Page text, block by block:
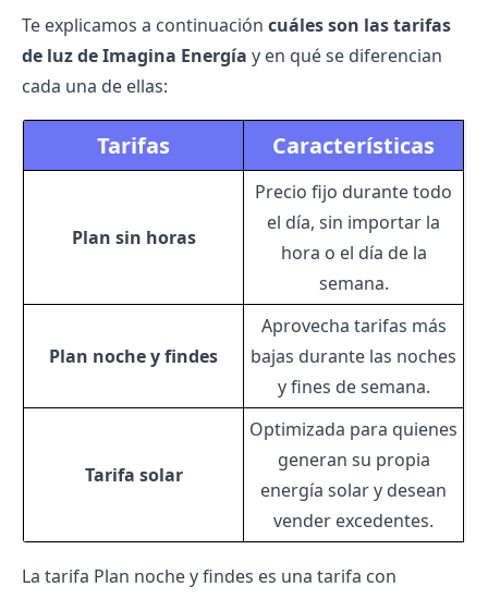
Te explicamos a continuación cuáles son las tarifas
de luz de Imagina Energía y en qué se diferencian
cada una de ellas:
Tarifas Características
Plan sin horas
Precio fijo durante todo
el día, sin importar la
hora o el día de la
semana.
Plan noche y findes
Aprovecha tarifas más
bajas durante las noches
y fines de semana.
Tarifa solar
Optimizada para quienes
generan su propia
energía solar y desean
vender excedentes.
La tarifa Plan noche y findes es una tarifa con